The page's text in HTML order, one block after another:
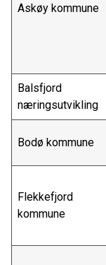
Askøy kommune
Balsfjord
næringsutvikling
Bodø kommune
Flekkefjord
kommune